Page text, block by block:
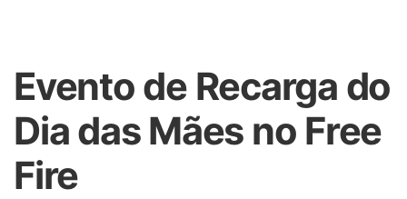
Evento de Recarga do
Dia das Mães no Free
Fire